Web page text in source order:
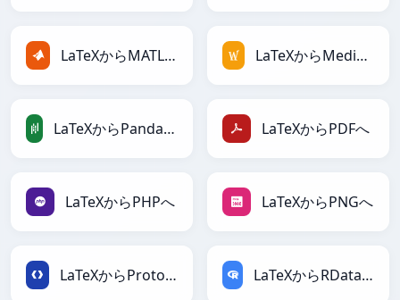
LaTeXからMATLABへ LaTeXからMediaWikiへ
LaTeXからPandasDataFrameへ LaTeXからPDFへ
LaTeXからPHPへ LaTeXからPNGへ
LaTeXからProtobufへ LaTeXからRDataFrameへ